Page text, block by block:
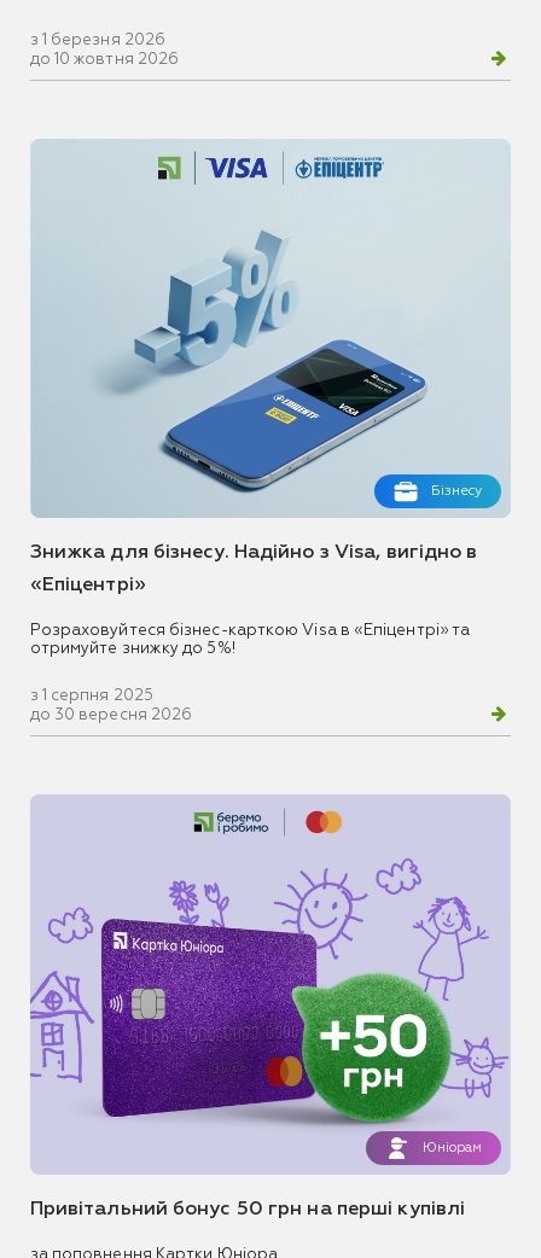
з 1 березня 2026
до 10 жовтня 2026
Бізнесу
Знижка для бізнесу. Надійно з Visa, вигідно в
«Епіцентрі»
Розраховуйтеся бізнес-карткою Visa в «Епіцентрі» та
отримуйте знижку до 5%!
з 1 серпня 2025
до 30 вересня 2026
Юніорам
Привітальний бонус 50 грн на перші купівлі